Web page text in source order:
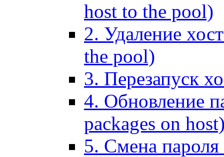
host to the pool)
2. Удаление
the pool)
3. Перезапуск
4. Обновление
packages on
5. Смена пароля